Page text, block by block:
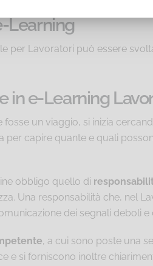
Learning
per Lavoratori può essere
in e-Learning
un viaggio, si inizia
per capire quante e quali
obbligo quello di
Una responsabilità che, nel
dei segnali deboli
, a cui sono poste una
e si forniscono inoltre